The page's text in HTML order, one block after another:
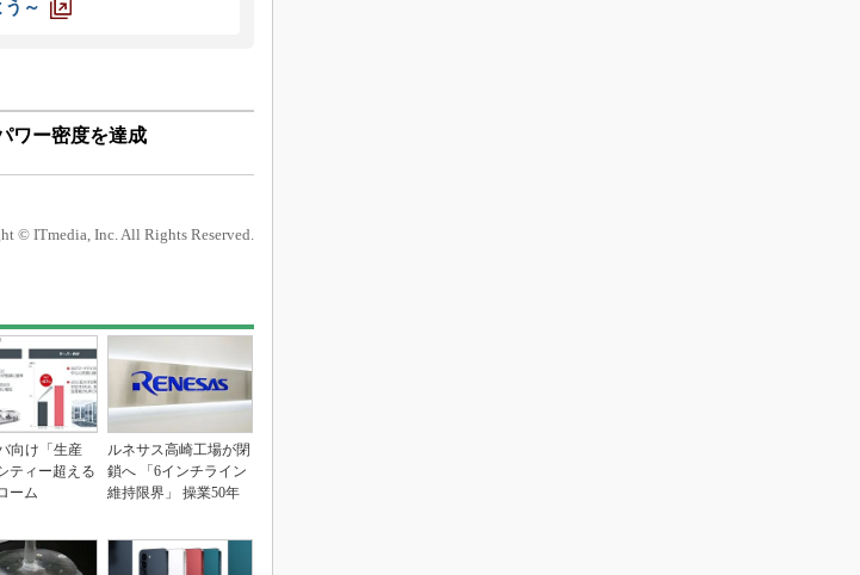
～
ワー密度を達成
© ITmedia, Inc. All Rights Reserved.
向け「生産
ティー超える
ーム
ルネサス高崎工場が閉
鎖へ 「6インチライン
維持限界」 操業50年